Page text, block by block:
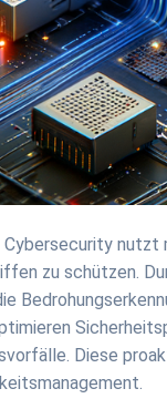
nutzt
zu schützen.
Diese